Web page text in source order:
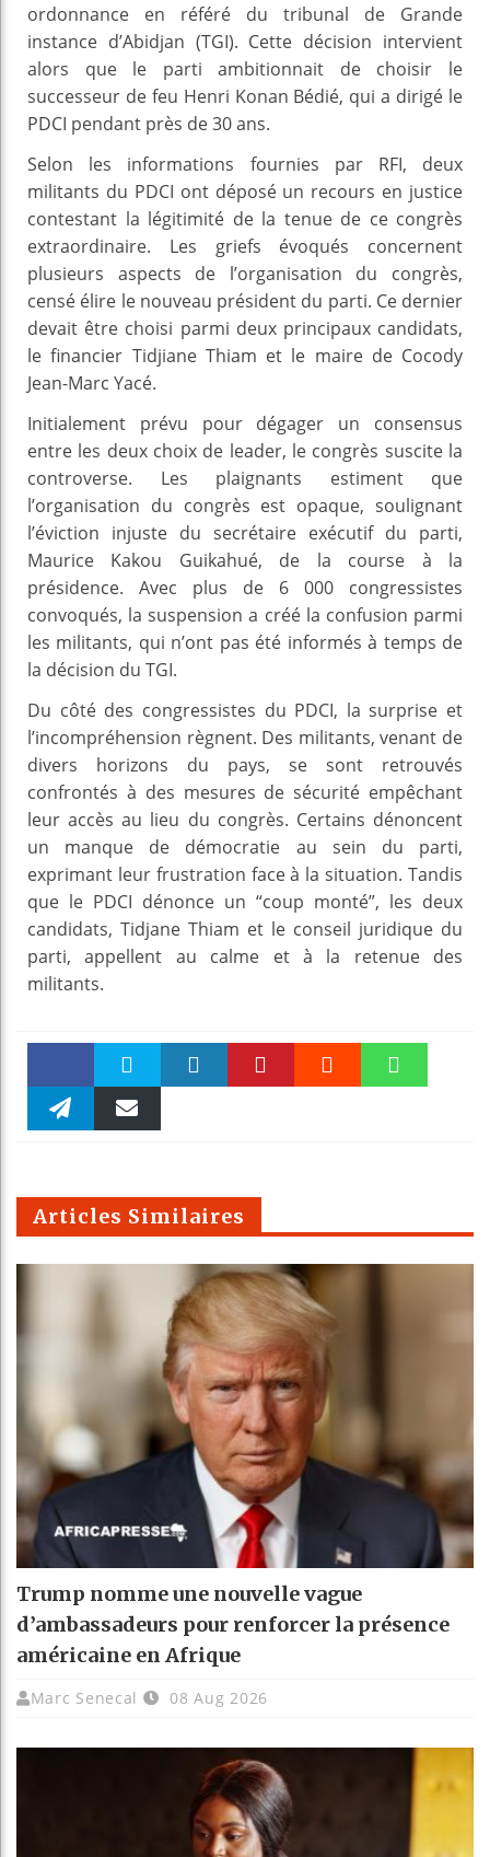
ordonnance en référé du tribunal de Grande
instance d’Abidjan (TGI). Cette décision intervient
alors que le parti ambitionnait de choisir le
successeur de feu Henri Konan Bédié, qui a dirigé le
PDCI pendant près de 30 ans.
Selon les informations fournies par RFI, deux
militants du PDCI ont déposé un recours en justice
contestant la légitimité de la tenue de ce congrès
extraordinaire. Les griefs évoqués concernent
plusieurs aspects de l’organisation du congrès,
censé élire le nouveau président du parti. Ce dernier
devait être choisi parmi deux principaux candidats,
le financier Tidjiane Thiam et le maire de Cocody
Jean-Marc Yacé.
Initialement prévu pour dégager un consensus
entre les deux choix de leader, le congrès suscite la
controverse. Les plaignants estiment que
l’organisation du congrès est opaque, soulignant
l’éviction injuste du secrétaire exécutif du parti,
Maurice Kakou Guikahué, de la course à la
présidence. Avec plus de 6 000 congressistes
convoqués, la suspension a créé la confusion parmi
les militants, qui n’ont pas été informés à temps de
la décision du TGI.
Du côté des congressistes du PDCI, la surprise et
l’incompréhension règnent. Des militants, venant de
divers horizons du pays, se sont retrouvés
confrontés à des mesures de sécurité empêchant
leur accès au lieu du congrès. Certains dénoncent
un manque de démocratie au sein du parti,
exprimant leur frustration face à la situation. Tandis
que le PDCI dénonce un “coup monté”, les deux
candidats, Tidjane Thiam et le conseil juridique du
parti, appellent au calme et à la retenue des
militants.
Faceboo Twitter
m
Articles Similaires
Trump nomme une nouvelle vague
d’ambassadeurs pour renforcer la présence
américaine en Afrique
Marc Senecal 08 Aug 2026